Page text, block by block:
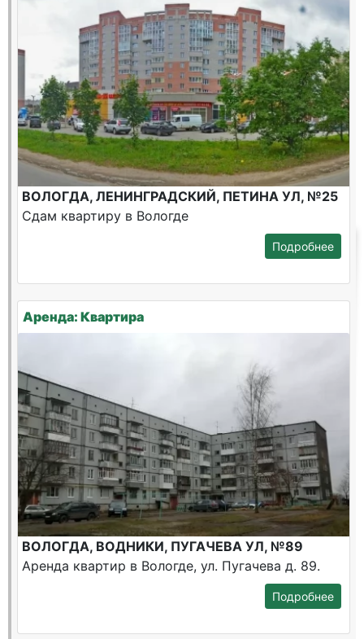
ВОЛОГДА, ЛЕНИНГРАДСКИЙ, ПЕТИНА УЛ, №25
Сдам квартиру в Вологде
Подробнее
Аренда: Квартира
ВОЛОГДА, ВОДНИКИ, ПУГАЧЕВА УЛ, №89
Аренда квартир в Вологде, ул. Пугачева д. 89.
Подробнее